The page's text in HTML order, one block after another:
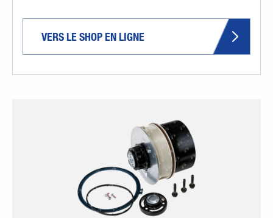
VERS LE SHOP EN LIGNE